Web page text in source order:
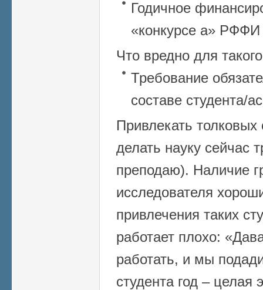
Годичное
«конкурсе а»
Что вредно для
Требование
составе студента/
Привлекать
делать науку сейчас
преподаю). Наличие
исследователя
привлечения таких
работает плохо:
работать, и мы
студента год – целая